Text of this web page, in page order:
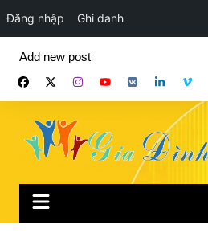
Đăng nhập Ghi danh
phần
Add new post